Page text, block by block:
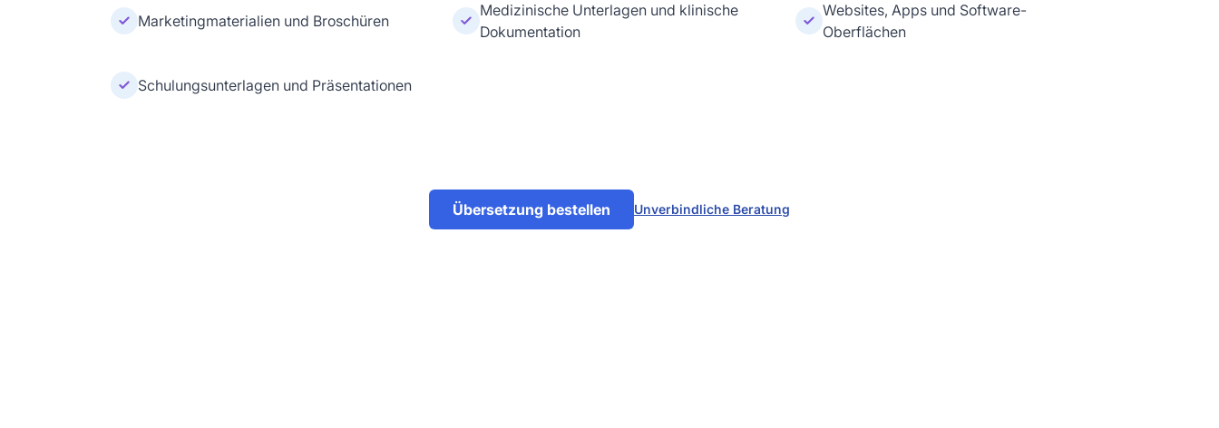
Marketingmaterialien und Broschüren
Medizinische Unterlagen und klinische
Dokumentation
Websites, Apps und Software-
Oberflächen
Schulungsunterlagen und Präsentationen
Übersetzung bestellen Unverbindliche Beratung